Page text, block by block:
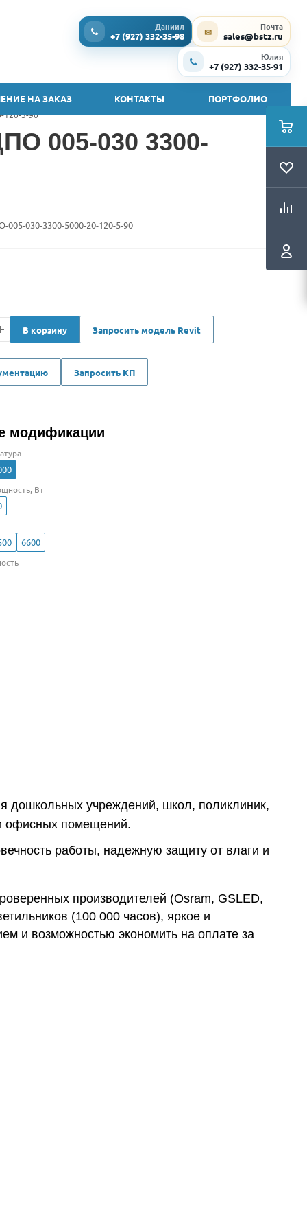
Даниил
+7 (927) 332-35-98 ✉ Почта
sales@bstz.ru
Юлия
+7 (927) 332-35-91
НА ЗАКАЗ КОНТАКТЫ ПОРТФОЛИО
120-5-90
005-030 3300-
005-030-3300-5000-20-120-5-90
В корзину Запросить модель Revit
Запросить КП
модификации
Вт
6600
дошкольных учреждений, школ, поликлиник,
офисных помещений.
работы, надежную защиту от влаги и
производителей (Osram, GSLED,
(100 000 часов), яркое и
и возможностью экономить на оплате за